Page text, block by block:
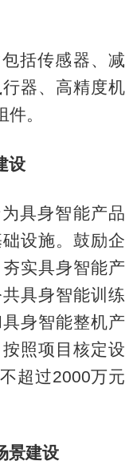
括传感器、减
器、高精度机
。
设
具身智能产品
设施。鼓励企
实具身智能产
具身智能训练
身智能整机产
照项目核定设
超过2000万元
景建设